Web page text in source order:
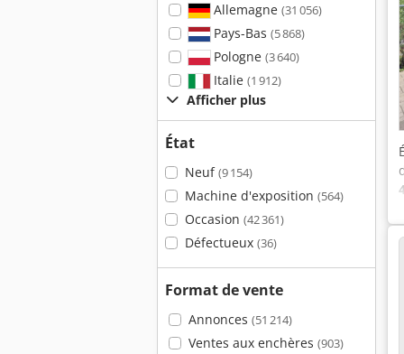
Allemagne (31 056)
Pays-Bas (5 868)
Pologne (3 640)
Italie (1 912)
Afficher plus
État
Neuf(9 154)
Machine d'exposition (564)
Occasion (42 361)
Défectueux (36)
Format de vente
Annonces (51 214)
Ventes aux enchères (903)